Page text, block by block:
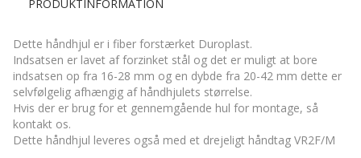
PRODUKTINFORMATION
Dette håndhjul er i fiber forstærket Duroplast.
Indsatsen er lavet af forzinket stål og det er muligt at bore
indsatsen op fra 16-28 mm og en dybde fra 20-42 mm dette er
selvfølgelig afhængig af håndhjulets størrelse.
Hvis der er brug for et gennemgående hul for montage, så
kontakt os.
Dette håndhjul leveres også med et drejeligt håndtag VR2F/M